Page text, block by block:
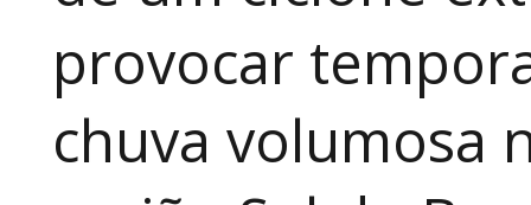
provocar
chuva volumosa